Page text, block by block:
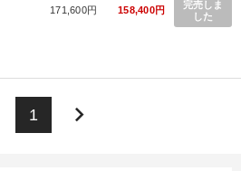
171,600円 158,400円
完売しま
した
1 keyboard_arrow_right